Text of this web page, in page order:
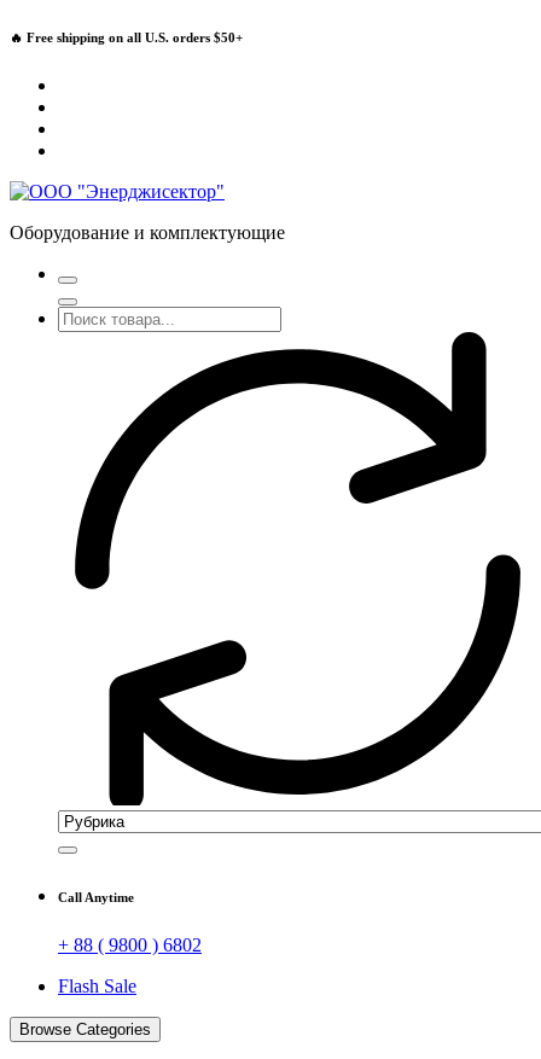
Перейти
содержимому
🔥 Free shipping on all U.S. orders $50+
Оборудование и комплектующие
Call Anytime
+ 88 ( 9800 ) 6802
Flash Sale
Browse Categories